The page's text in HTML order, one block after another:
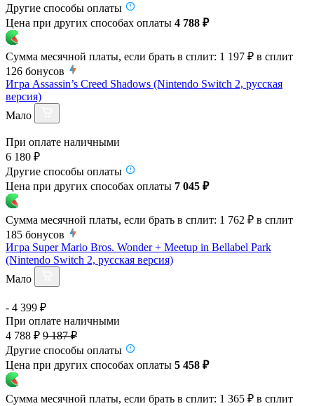
Другие способы оплаты
Цена при других способах оплаты 4 788 ₽
Сумма месячной платы, если брать в сплит: 1 197 ₽ в сплит
126 бонусов
Игра Assassin’s Creed Shadows (Nintendo Switch 2, русская
версия)
Мало
При оплате наличными
6 180 ₽
Другие способы оплаты
Цена при других способах оплаты 7 045 ₽
Сумма месячной платы, если брать в сплит: 1 762 ₽ в сплит
185 бонусов
Игра Super Mario Bros. Wonder + Meetup in Bellabel Park
(Nintendo Switch 2, русская версия)
Мало
- 4 399 ₽
При оплате наличными
4 788 ₽ 9 187 ₽
Другие способы оплаты
Цена при других способах оплаты 5 458 ₽
Сумма месячной платы, если брать в сплит: 1 365 ₽ в сплит